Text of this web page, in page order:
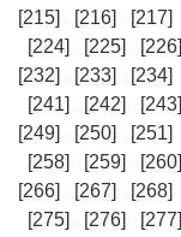
[215]
[216] [217]
[224]
[225] [226]
[232]
[233] [234]
[241]
[242] [243]
[249]
[250] [251]
[258]
[259] [260]
[266]
[267] [268]
[275]
[276] [277]